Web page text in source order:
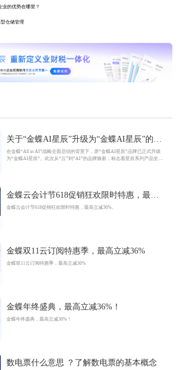
业的优势在哪里？
仓储管理
关于“金蝶AI星辰”升级为“金蝶AI星辰”的官
方公告
在金蝶“All in AI”战略全面启动的背景下，原“金蝶AI星辰”品牌已正式升级
为“金蝶AI星辰”。此次从“云”到“AI”的品牌焕新，标志着星辰系列产品全面
金蝶云会计节618促销狂欢限时特惠，最高
立减36%
金蝶云会计节618促销狂欢限时特惠，最高立减36%。
金蝶双11云订阅特惠季，最高立减36%
金蝶双11云订阅特惠季，最高立减36%
金蝶年终盛典，最高立减36%！
金蝶年终盛典，最高立减36%！
数电票什么意思 ？了解数电票的基本概念